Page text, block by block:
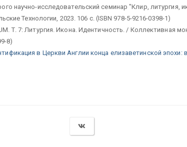
научно-исследовательский семинар "Клир, литургия,
Технологии, 2023. 106 с. (ISBN 978-5-9216-0398-1)
Т. 7: Литургия. Икона. Идентичность. / Коллективная
8)
в Церкви Англии конца елизаветинской эпохи: